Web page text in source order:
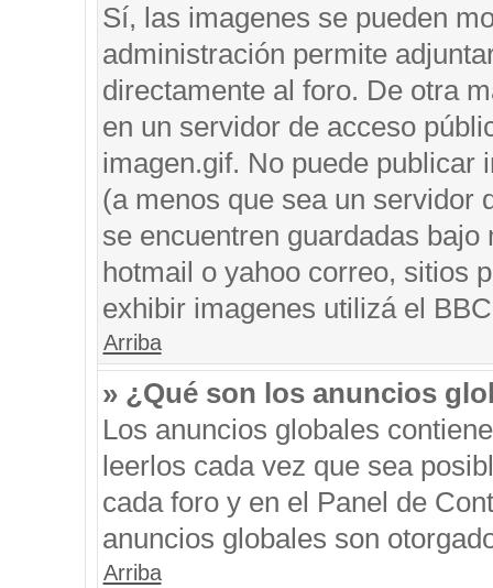
Sí, las imagenes se pueden
administración permite
directamente al foro. De otra
en un servidor de acceso
imagen.gif. No puede publicar
(a menos que sea un servidor
se encuentren guardadas
hotmail o yahoo correo, sitios
exhibir imagenes utilizá el
Arriba
» ¿Qué son los anuncios
Los anuncios globales
leerlos cada vez que sea
cada foro y en el Panel de
anuncios globales son
Arriba